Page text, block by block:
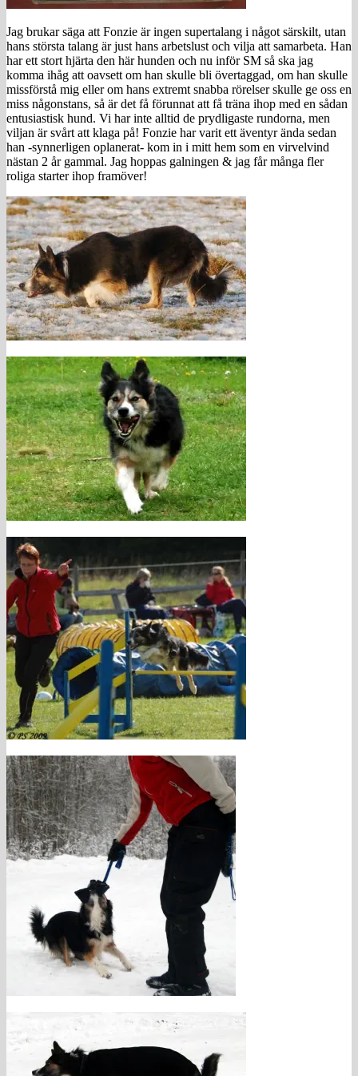
Jag brukar säga att Fonzie är ingen supertalang i något särskilt, utan
hans största talang är just hans arbetslust och vilja att samarbeta. Han
har ett stort hjärta den här hunden och nu inför SM så ska jag
komma ihåg att oavsett om han skulle bli övertaggad, om han skulle
missförstå mig eller om hans extremt snabba rörelser skulle ge oss en
miss någonstans, så är det få förunnat att få träna ihop med en sådan
entusiastisk hund. Vi har inte alltid de prydligaste rundorna, men
viljan är svårt att klaga på! Fonzie har varit ett äventyr ända sedan
han -synnerligen oplanerat- kom in i mitt hem som en virvelvind
nästan 2 år gammal. Jag hoppas galningen & jag får många fler
roliga starter ihop framöver!